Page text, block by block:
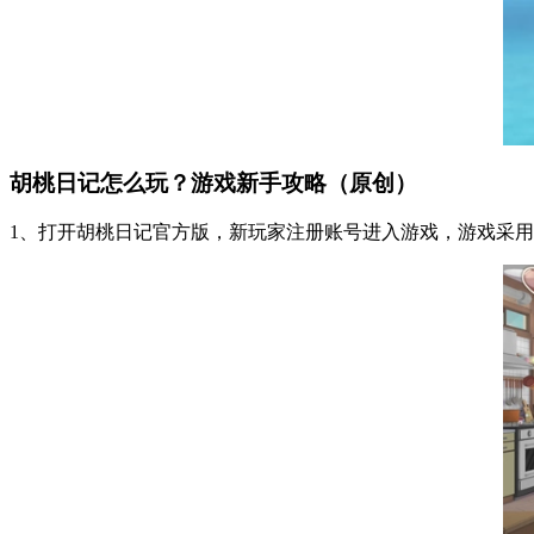
胡桃日记怎么玩？游戏新手攻略（原创）
1、打开胡桃日记官方版，新玩家注册账号进入游戏，游戏采